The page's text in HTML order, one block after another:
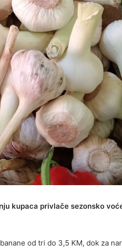
kupaca privlače sezonsko
od tri do 3,5 KM, dok za